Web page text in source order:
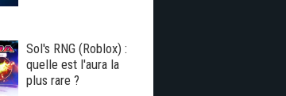
Sol's RNG (Roblox) :
quelle est l'aura la
plus rare ?